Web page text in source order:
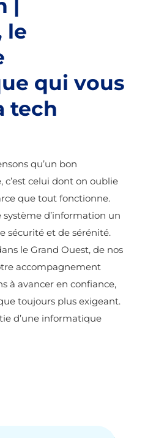
le
qui vous
tech
qu’un bon
celui dont on oublie
que tout fonctionne.
d’information un
sécurité et de sérénité.
le Grand Ouest, de nos
accompagnement
à avancer en confiance,
toujours plus exigeant.
d’une informatique